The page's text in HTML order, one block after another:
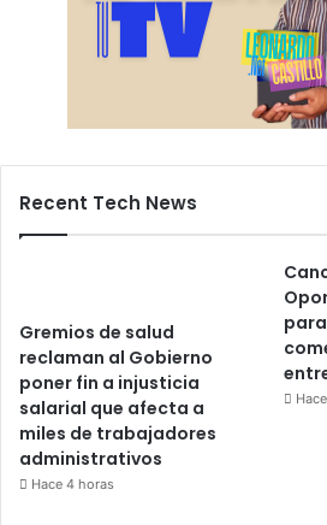
Recent Tech News
Gremios de salud
reclaman al Gobierno
poner fin a injusticia
salarial que afecta a
miles de trabajadores
administrativos
Hace 4 horas